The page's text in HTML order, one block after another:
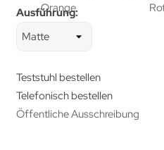
Ausführung:
Teststuhl bestellen
Telefonisch bestellen
Öffentliche Ausschreibung